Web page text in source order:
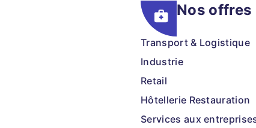
Nos offres
Transport & Logistique
Industrie
Retail
Hôtellerie Restauration
Services aux